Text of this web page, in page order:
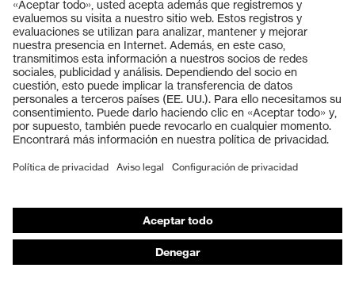
Productos
Gafas protectoras
Cascos protectores
Guantes de seguridad
Calzado de protección
EPI individual
Protección de los oídos
Ropa de protección y ropa de trabajo